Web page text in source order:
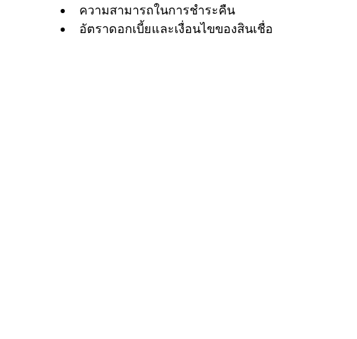
ความสามารถในการชำระคืน
อัตราดอกเบี้ยและเงื่อนไขของสินเชื่อ